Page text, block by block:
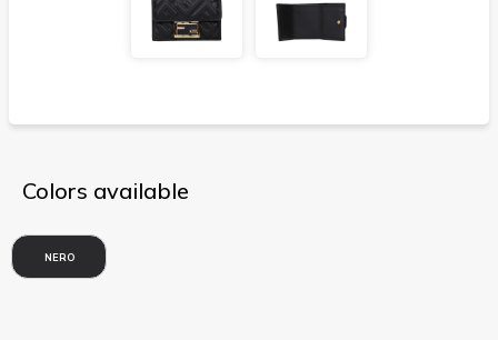
Colors available
NERO